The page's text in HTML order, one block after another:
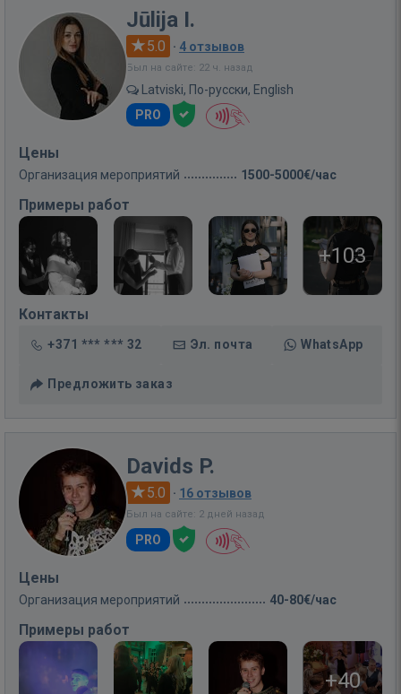
Jūlija I.
5.0 · 4 отзывов
Был на сайте: 22 ч. назад
Latviski, По-русски, English
PRO
Цены
Организация мероприятий 1500-5000€/час
Примеры работ
+103
Контакты
+371 *** *** 32 Эл. почта WhatsApp
Предложить заказ
Davids P.
5.0 · 16 отзывов
Был на сайте: 2 дней назад
PRO
Цены
Организация мероприятий 40-80€/час
Примеры работ
+40